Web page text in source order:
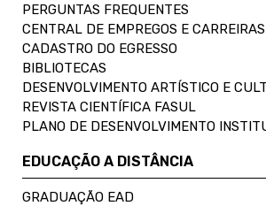
PERGUNTAS FREQUENTES
CENTRAL DE EMPREGOS E CARREIRAS
CADASTRO DO EGRESSO
BIBLIOTECAS
DESENVOLVIMENTO ARTÍSTICO E
REVISTA CIENTÍFICA FASUL
PLANO DE DESENVOLVIMENTO
EDUCAÇÃO A DISTÂNCIA
GRADUAÇÃO EAD